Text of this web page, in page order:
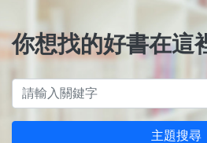
你想找的好書在這
主題搜尋